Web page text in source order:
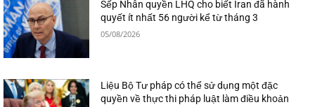
Sếp Nhân quyền LHQ cho biết Iran đã hành
quyết ít nhất 56 người kể từ tháng 3
05/08/2026
Liệu Bộ Tư pháp có thể sử dụng một đặc
quyền về thực thi pháp luật làm điều khoản